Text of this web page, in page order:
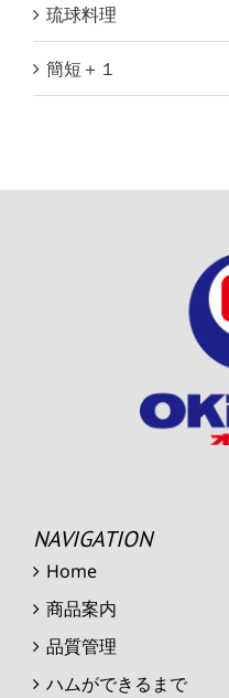
琉球料理
簡短＋１
NAVIGATION
Home
商品案内
品質管理
ハムができるまで